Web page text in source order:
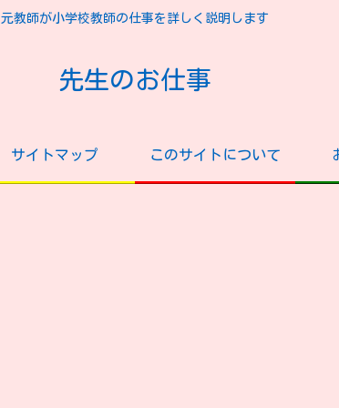
元教師が小学校教師の仕事を詳しく説明します
先生のお仕事
サイトマップ このサイトについて